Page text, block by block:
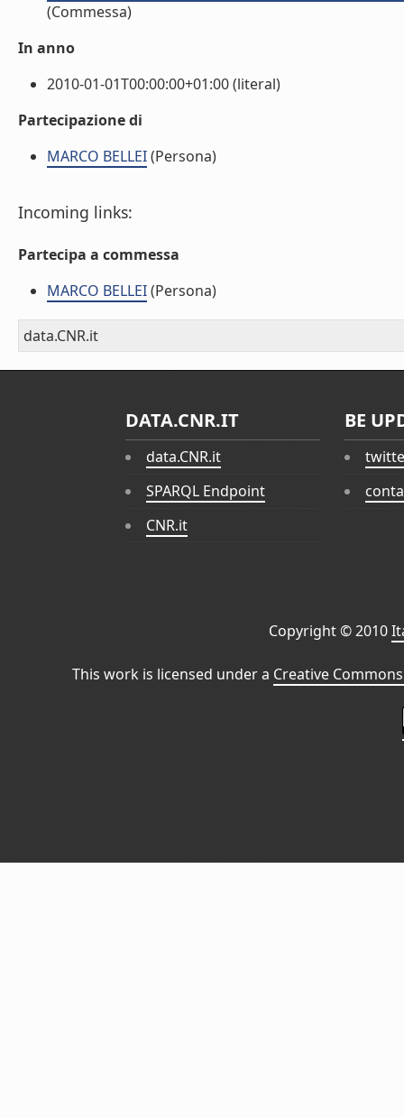
(Commessa)
In anno
2010-01-01T00:00:00+01:00 (literal)
Partecipazione di
MARCO BELLEI(Persona)
Incoming links:
Partecipa a commessa
MARCO BELLEI(Persona)
data.CNR.it
DATA.CNR.IT
data.CNR.it
SPARQL Endpoint
CNR.it
BE
Copyright © 2010
This work is licensed under a Creative